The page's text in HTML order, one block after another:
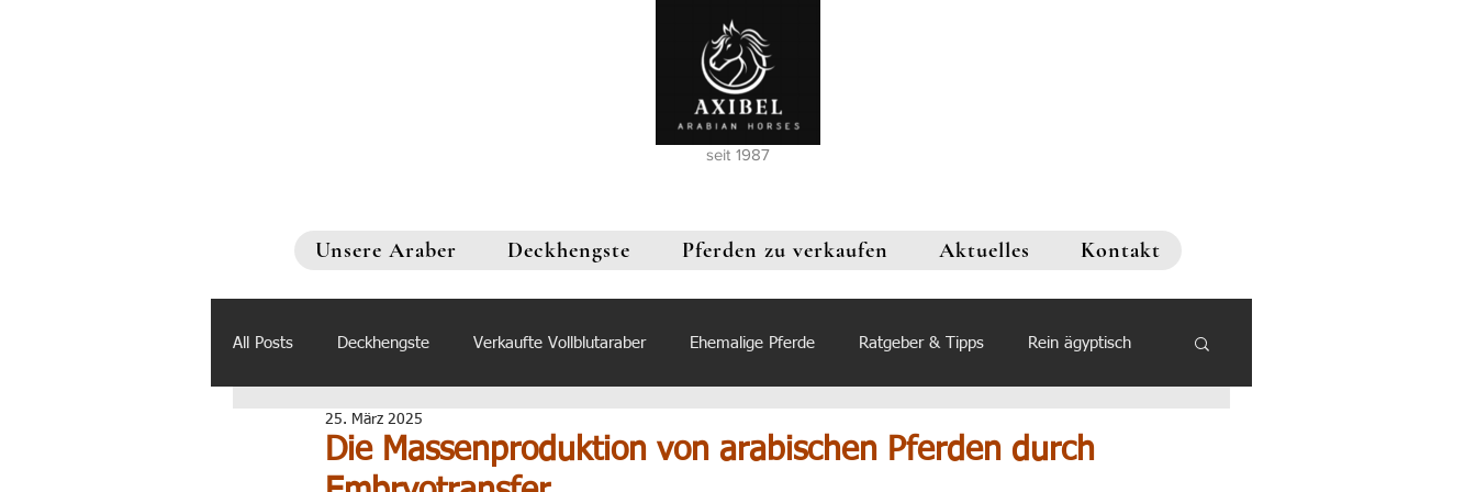
seit 1987
Unsere Araber Deckhengste Pferden zu verkaufen Aktuelles Kontakt
All Posts Deckhengste Verkaufte Vollblutaraber Ehemalige Pferde Ratgeber & Tipps Rein ägyptisch
Die Massenproduktion von arabischen Pferden durch
25. März 2025